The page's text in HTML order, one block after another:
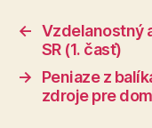
← Vzdelanostný
SR (1. časť)
→
Peniaze z
zdroje pre